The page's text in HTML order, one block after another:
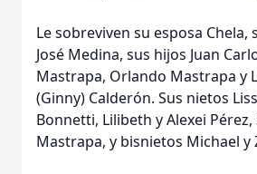
Le sobreviven su esposa Chela,
José Medina, sus hijos Juan
Mastrapa, Orlando Mastrapa y
(Ginny) Calderón. Sus nietos
Bonnetti, Lilibeth y Alexei Pérez,
Mastrapa, y bisnietos Michael y